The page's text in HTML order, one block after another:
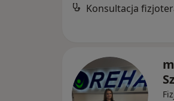
Konsultacja